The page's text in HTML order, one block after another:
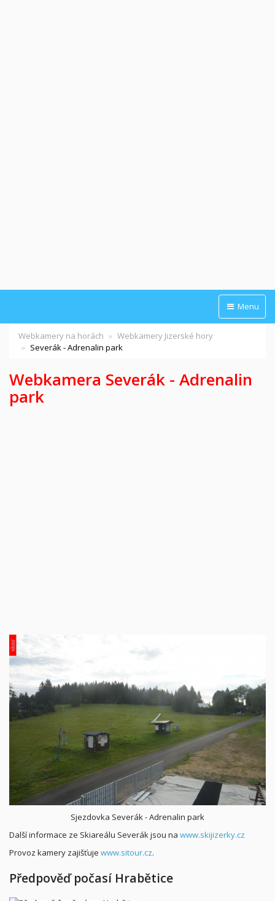
Menu
Webkamery na horách
Webkamery Jizerské hory
Severák - Adrenalin park
Webkamera Severák - Adrenalin
park
Sjezdovka Severák - Adrenalin park
Další informace ze Skiareálu Severák jsou na www.skijizerky.cz
Provoz kamery zajišťuje www.sitour.cz.
Předpověď počasí Hrabětice